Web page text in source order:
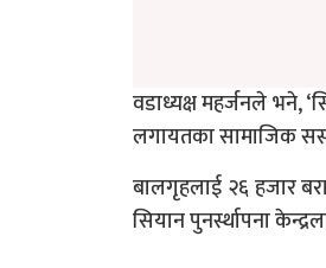
वडाध्यक्ष महर्जनले भने,
लगायतका सामाजिक
बालगृहलाई २६ हजार
सियान पुनर्स्थापना